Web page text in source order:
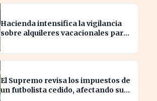
Hacienda intensifica la vigilancia
sobre alquileres vacacionales para
El Supremo revisa los impuestos de
un futbolista cedido, afectando su